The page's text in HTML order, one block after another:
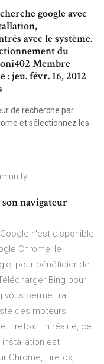
google avec
avec le système.
du
Membre
: jeu. févr. 16, 2012
de recherche par
et sélectionnez les
navigateur
n'est disponible
Chrome, le
pour bénéficier de
Bing pour
vous permettra
des moteurs
Firefox. En réalité, ce
est
Chrome, Firefox, iE ...